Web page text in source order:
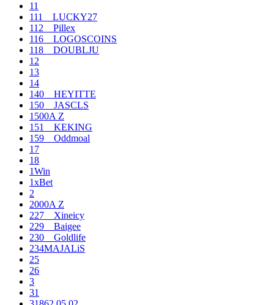
11
111__LUCKY27
112__Pillex
116__LOGOSCOINS
118__DOUBLJU
12
13
14
140__HEYITTE
150__JASCLS
1500A Z
151__KEKING
159__Oddmoal
17
18
1Win
1xBet
2
2000A Z
227__Xineicy
229__Baigee
230__Goldlife
234MAJALiS
25
26
3
31